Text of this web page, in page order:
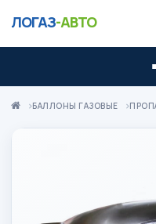
ЛОГАЗ-АВТО
БАЛЛОНЫ ГАЗОВЫЕ